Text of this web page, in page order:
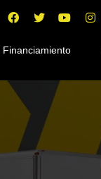
Financiamiento